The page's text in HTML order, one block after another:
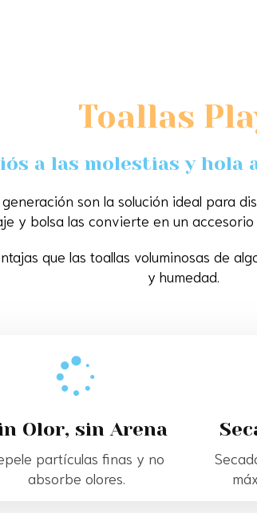
Toallas
a las molestias y hola
son la solución ideal para
y bolsa las convierte en un
que las toallas voluminosas de
y humedad.
Olor, sin Arena
partículas finas y no
absorbe olores.